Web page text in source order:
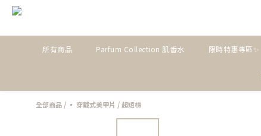
所有商品 Parfum Collection 肌香水 限時特惠專區✨
全部商品 / ▪ 穿戴式美甲片 /超短梯